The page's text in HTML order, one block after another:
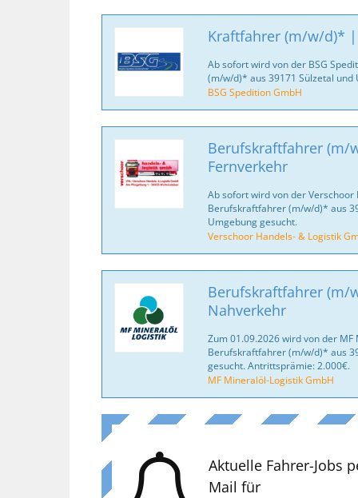
Kraftfahrer (m/w/d)*
Ab sofort wird von der BSG
(m/w/d)* aus 39171 Sülzetal und
BSG Spedition GmbH
Berufskraftfahrer (m/
Fernverkehr
Ab sofort wird von der Verschoor
Berufskraftfahrer (m/w/d)* aus
Umgebung gesucht.
Verschoor Handels- & Logistik
Berufskraftfahrer (m/
Nahverkehr
Zum 01.09.2026 wird von der
Berufskraftfahrer (m/w/d)* aus
gesucht. Antrittsprämie: 2.000€.
MF Mineralöl-Logistik GmbH
Aktuelle Fahrer-Jobs
Mail für